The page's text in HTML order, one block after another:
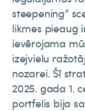
steepening”
likmes pieaug
ievērojama
izejvielu
nozarei. Šī
2025. gada 1.
portfelis bija